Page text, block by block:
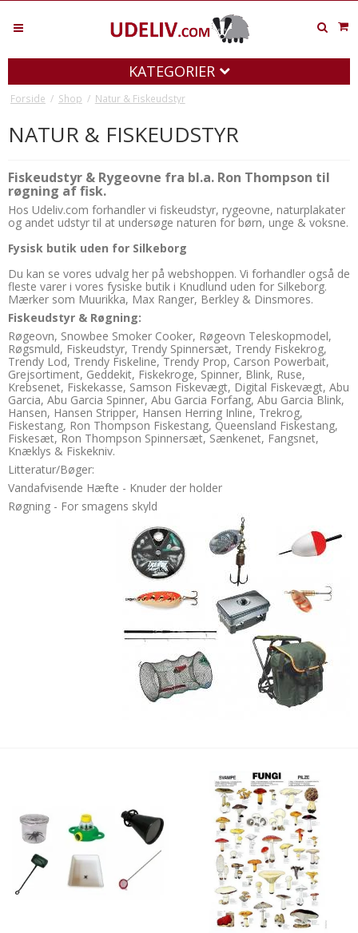
KATEGORIER
Forside / Shop / Natur & Fiskeudstyr
NATUR & FISKEUDSTYR
Fiskeudstyr & Rygeovne fra bl.a. Ron Thompson til
røgning af fisk.
Hos Udeliv.com forhandler vi fiskeudstyr, rygeovne, naturplakater
og andet udstyr til at undersøge naturen for børn, unge & voksne.
Fysisk butik uden for Silkeborg
Du kan se vores udvalg her på webshoppen. Vi forhandler også de
fleste varer i vores fysiske butik i Knudlund uden for Silkeborg.
Mærker som Muurikka, Max Ranger, Berkley & Dinsmores.
Fiskeudstyr & Røgning:
Røgeovn, Snowbee Smoker Cooker, Røgeovn Teleskopmodel,
Røgsmuld, Fiskeudstyr, Trendy Spinnersæt, Trendy Fiskekrog,
Trendy Lod, Trendy Fiskeline, Trendy Prop, Carson Powerbait,
Grejsortiment, Geddekit, Fiskekroge, Spinner, Blink, Ruse,
Krebsenet, Fiskekasse, Samson Fiskevægt, Digital Fiskevægt, Abu
Garcia, Abu Garcia Spinner, Abu Garcia Forfang, Abu Garcia Blink,
Hansen, Hansen Stripper, Hansen Herring Inline, Trekrog,
Fiskestang, Ron Thompson Fiskestang, Queensland Fiskestang,
Fiskesæt, Ron Thompson Spinnersæt, Sænkenet, Fangsnet,
Knæklys & Fiskekniv.
Litteratur/Bøger:
Vandafvisende Hæfte - Knuder der holder
Røgning - For smagens skyld